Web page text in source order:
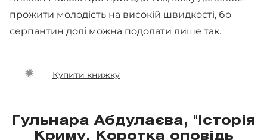
прожити молодість на високій швидкості, бо
серпантин долі можна подолати лише так.
Купити книжку
Гульнара Абдулаєва, "Історія
Криму. Коротка оповідь